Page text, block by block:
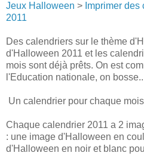
Jeux Halloween > Imprimer
2011
Des calendriers sur le thème
d'Halloween 2011 et les
mois sont déjà prêts. On est
l'Education nationale, on
Un calendrier pour chaque
Chaque calendrier 2011 a 2
: une image d'Halloween en
d'Halloween en noir et blanc